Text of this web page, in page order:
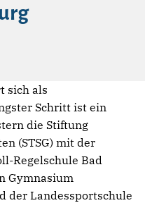
sich als
Schritt ist ein
die Stiftung
(STSG) mit der
Regelschule Bad
Gymnasium
der Landessportschule